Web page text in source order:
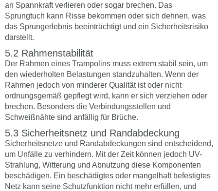
an Spannkraft verlieren oder sogar brechen. Das
Sprungtuch kann Risse bekommen oder sich dehnen, was
das Sprungerlebnis beeinträchtigt und ein Sicherheitsrisiko
darstellt.
Rahmenstabilität
Der Rahmen eines Trampolins muss extrem stabil sein, um
den wiederholten Belastungen standzuhalten. Wenn der
Rahmen jedoch von minderer Qualität ist oder nicht
ordnungsgemäß gepflegt wird, kann er sich verziehen oder
brechen. Besonders die Verbindungsstellen und
Schweißnähte sind anfällig für Brüche.
Sicherheitsnetz und Randabdeckung
Sicherheitsnetze und Randabdeckungen sind entscheidend,
um Unfälle zu verhindern. Mit der Zeit können jedoch UV-
Strahlung, Witterung und Abnutzung diese Komponenten
beschädigen. Ein beschädigtes oder mangelhaft befestigtes
Netz kann seine Schutzfunktion nicht mehr erfüllen, und